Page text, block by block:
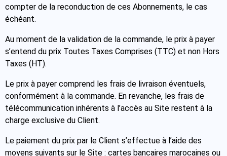
compter de la reconduction de ces Abonnements, le cas
échéant.
Au moment de la validation de la commande, le prix à payer
s’entend du prix Toutes Taxes Comprises (TTC) et non Hors
Taxes (HT).
Le prix à payer comprend les frais de livraison éventuels,
conformément à la commande. En revanche, les frais de
télécommunication inhérents à l’accès au Site restent à la
charge exclusive du Client.
Le paiement du prix par le Client s’effectue à l’aide des
moyens suivants sur le Site : cartes bancaires marocaines ou